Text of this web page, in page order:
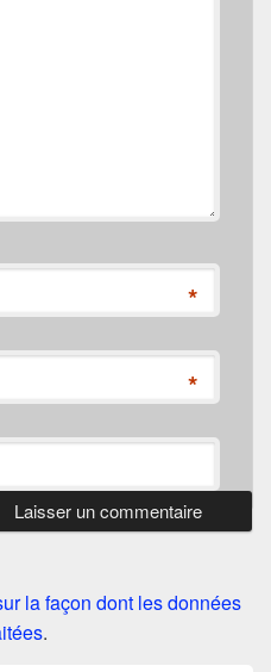
*
*
la façon dont les données
.